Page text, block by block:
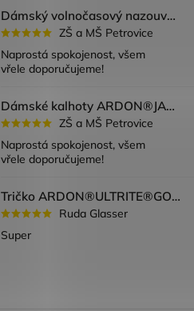
Dámský volnočasový nazouvák ARDON®JUNO - růžová
ZŠ a MŠ Petrovice
Naprostá spokojenost, všem
vřele doporučujeme!
Dámské kalhoty ARDON®JASVENA šedá
ZŠ a MŠ Petrovice
Naprostá spokojenost, všem
vřele doporučujeme!
Tričko ARDON®ULTRITE®GO! dámské růžová
Ruda Glasser
Super